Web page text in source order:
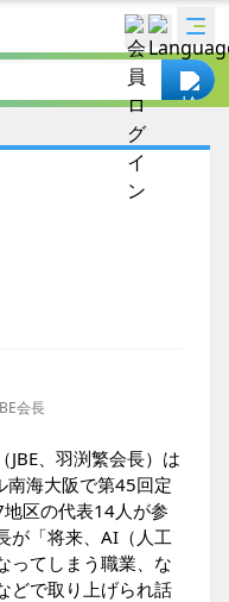
会長
、羽渕繁会長）は
海大阪で第45回定
区の代表14人が参
が「将来、AI（人工
ってしまう職業、な
どで取り上げられ話